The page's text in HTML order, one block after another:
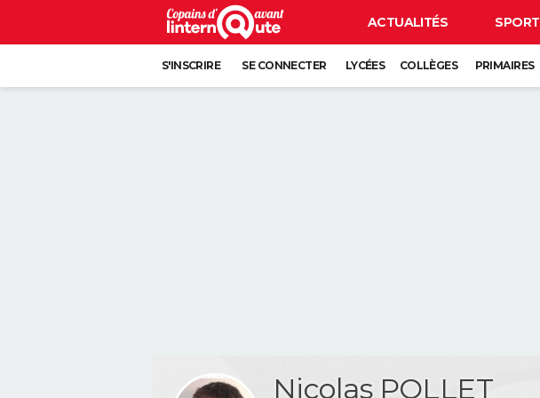
ACTUALITÉS SPORT
S'INSCRIRE SE CONNECTER LYCÉES COLLÈGES PRIMAIRES
Nicolas POLLET